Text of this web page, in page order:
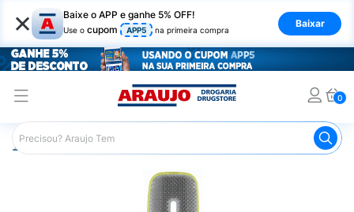
× Baixe o APP e ganhe 5% OFF!
Use o cupom APP5 na primeira compra
Baixar
0
Araujo Cabelo Escovas e